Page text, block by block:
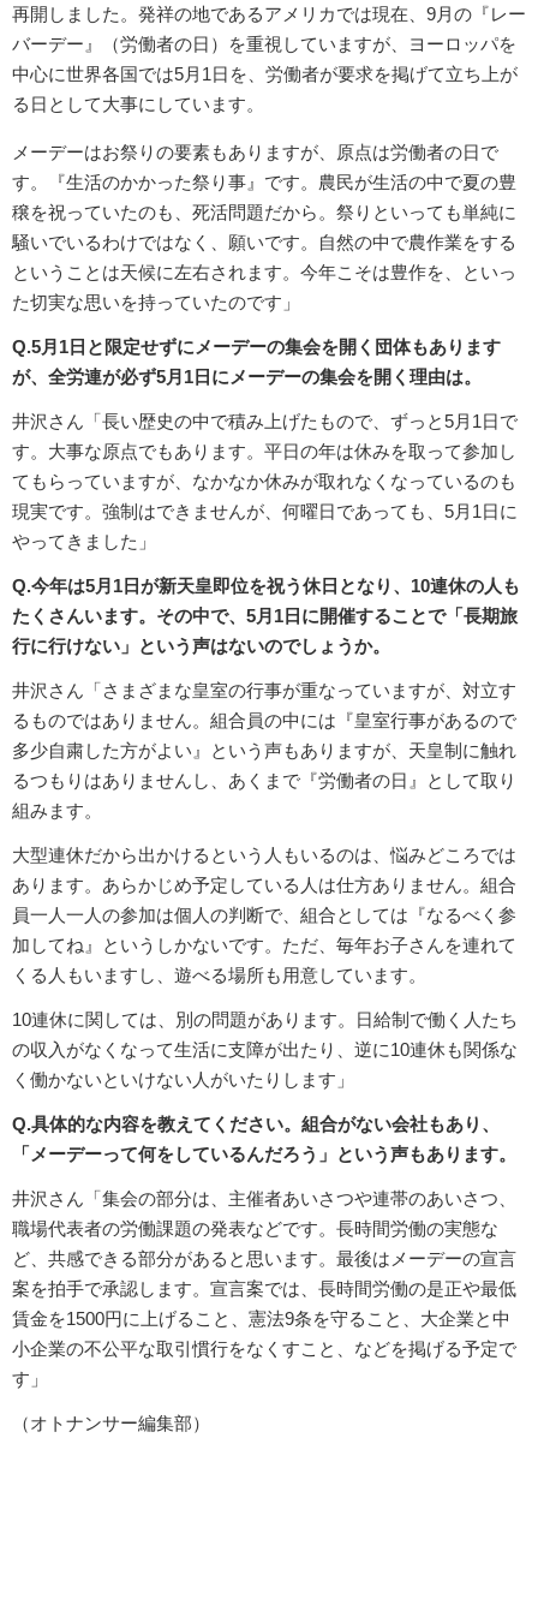
再開しました。発祥の地であるアメリカでは現在、9月の『レー
バーデー』（労働者の日）を重視していますが、ヨーロッパを
中心に世界各国では5月1日を、労働者が要求を掲げて立ち上が
る日として大事にしています。
メーデーはお祭りの要素もありますが、原点は労働者の日で
す。『生活のかかった祭り事』です。農民が生活の中で夏の豊
穣を祝っていたのも、死活問題だから。祭りといっても単純に
騒いでいるわけではなく、願いです。自然の中で農作業をする
ということは天候に左右されます。今年こそは豊作を、といっ
た切実な思いを持っていたのです」
Q.5月1日と限定せずにメーデーの集会を開く団体もあります
が、全労連が必ず5月1日にメーデーの集会を開く理由は。
井沢さん「長い歴史の中で積み上げたもので、ずっと5月1日で
す。大事な原点でもあります。平日の年は休みを取って参加し
てもらっていますが、なかなか休みが取れなくなっているのも
現実です。強制はできませんが、何曜日であっても、5月1日に
やってきました」
Q.今年は5月1日が新天皇即位を祝う休日となり、10連休の人も
たくさんいます。その中で、5月1日に開催することで「長期旅
行に行けない」という声はないのでしょうか。
井沢さん「さまざまな皇室の行事が重なっていますが、対立す
るものではありません。組合員の中には『皇室行事があるので
多少自粛した方がよい』という声もありますが、天皇制に触れ
るつもりはありませんし、あくまで『労働者の日』として取り
組みます。
大型連休だから出かけるという人もいるのは、悩みどころでは
あります。あらかじめ予定している人は仕方ありません。組合
員一人一人の参加は個人の判断で、組合としては『なるべく参
加してね』というしかないです。ただ、毎年お子さんを連れて
くる人もいますし、遊べる場所も用意しています。
10連休に関しては、別の問題があります。日給制で働く人たち
の収入がなくなって生活に支障が出たり、逆に10連休も関係な
く働かないといけない人がいたりします」
Q.具体的な内容を教えてください。組合がない会社もあり、
「メーデーって何をしているんだろう」という声もあります。
井沢さん「集会の部分は、主催者あいさつや連帯のあいさつ、
職場代表者の労働課題の発表などです。長時間労働の実態な
ど、共感できる部分があると思います。最後はメーデーの宣言
案を拍手で承認します。宣言案では、長時間労働の是正や最低
賃金を1500円に上げること、憲法9条を守ること、大企業と中
小企業の不公平な取引慣行をなくすこと、などを掲げる予定で
す」
（オトナンサー編集部）